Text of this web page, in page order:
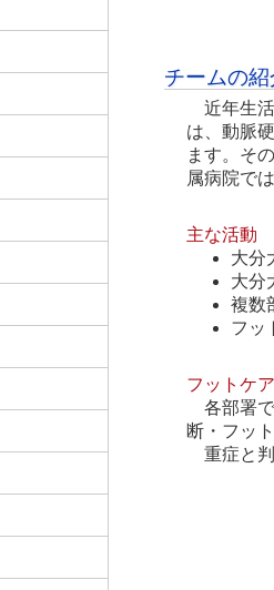
チームの紹
近年生
は、動脈
ます。そ
属病院で
主な活動
大分
大分
複数
フッ
フットケ
各部署
断・フッ
重症と